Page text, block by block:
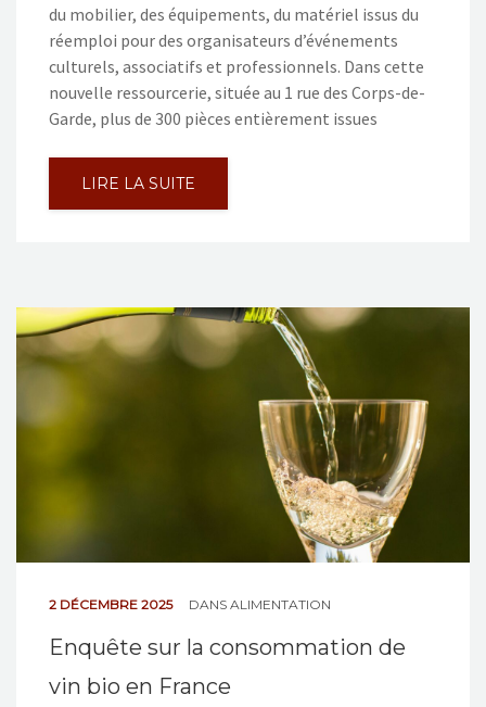
du mobilier, des équipements, du matériel issus du
réemploi pour des organisateurs d’événements
culturels, associatifs et professionnels. Dans cette
nouvelle ressourcerie, située au 1 rue des Corps-de-
Garde, plus de 300 pièces entièrement issues
LIRE LA SUITE
2 DÉCEMBRE 2025 DANS ALIMENTATION
Enquête sur la consommation de
vin bio en France